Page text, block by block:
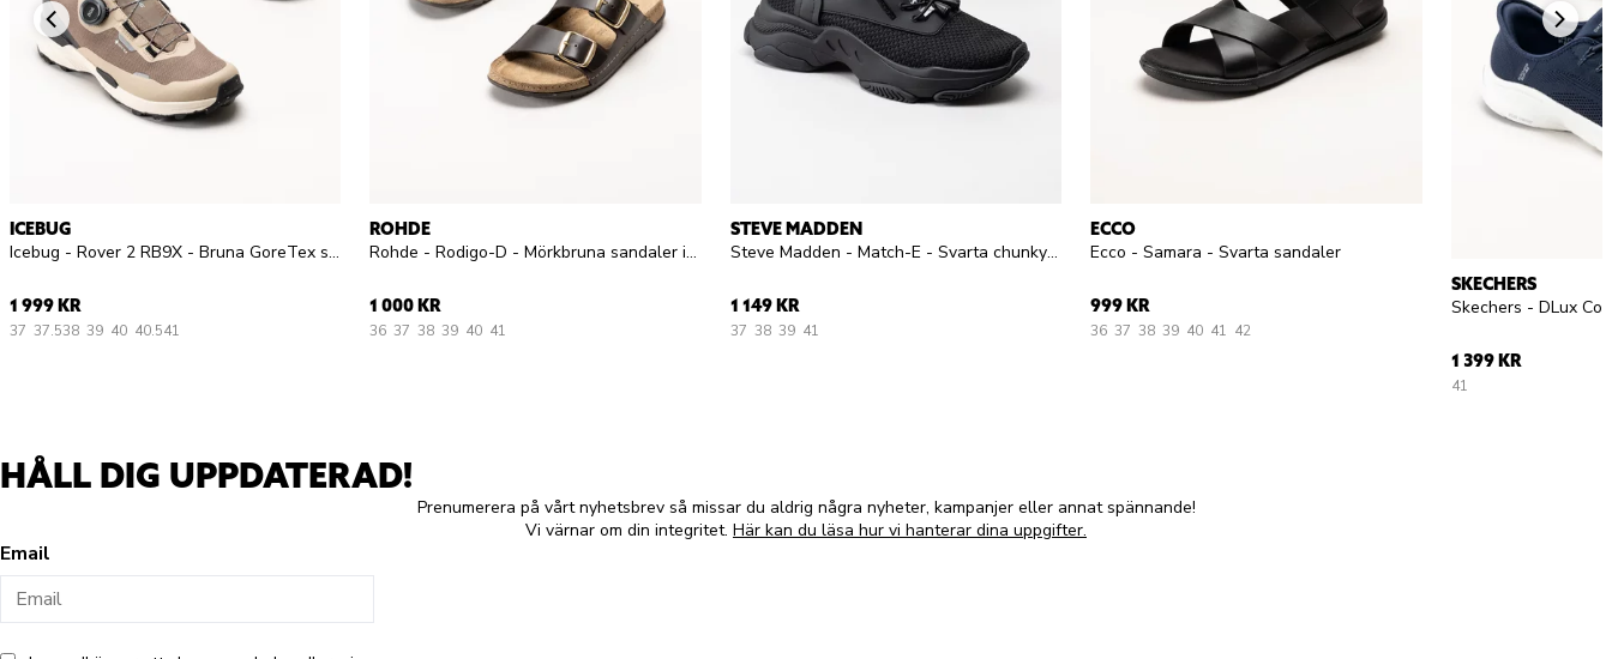
ICEBUG
Icebug - Rover 2 RB9X - Bruna GoreTex sneakers
1 999 KR
37 37.538 39 40 40.541
ROHDE
Rohde - Rodigo-D - Mörkbruna sandaler i skinn
1 000 KR
36 37 38 39 40 41
STEVE MADDEN
Steve Madden - Match-E - Svarta chunky sneakers i textil
1 149 KR
37 38 39 41
ECCO
Ecco - Samara - Svarta sandaler
999 KR
36 37 38 39 40 41 42
SKECHERS
1 399 KR
41
HÅLL DIG UPPDATERAD!
Prenumerera på vårt nyhetsbrev så missar du aldrig några nyheter, kampanjer eller annat spännande!
Vi värnar om din integritet. Här kan du läsa hur vi hanterar dina uppgifter.
Email